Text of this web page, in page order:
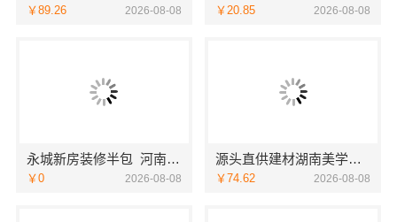
￥89.26 2026-08-08 ￥20.85 2026-08-08
永城新房装修半包_河南璟臻环保建材有限公司透明无增项
￥0 2026-08-08
源头直供建材湖南美学筑家建材商铺装修，性价比之选
￥74.62 2026-08-08